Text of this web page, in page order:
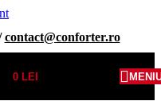
contact@conforter.ro
0LEI